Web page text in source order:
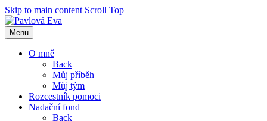
Skip to main content Scroll Top
Menu
O mně
Back
Můj příběh
Můj tým
Rozcestník pomoci
Nadační fond
Back